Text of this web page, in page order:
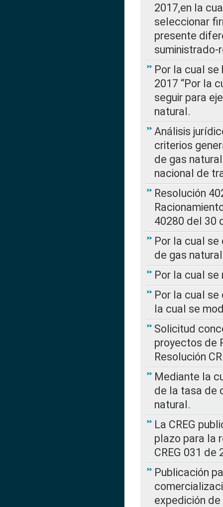
2017,en la
seleccionar
presente
Por la cual se
2017 “Por la
seguir para
natural.
Análisis
criterios
de gas
nacional de
Resolución
40280 del 30
Por la cual
de gas natural
Por la cual se
Por la cual se
la cual se
Solicitud
proyectos de
Resolución
Mediante la
de la tasa de
natural.
La CREG
plazo para la
CREG 031 de
Publicación
expedición de